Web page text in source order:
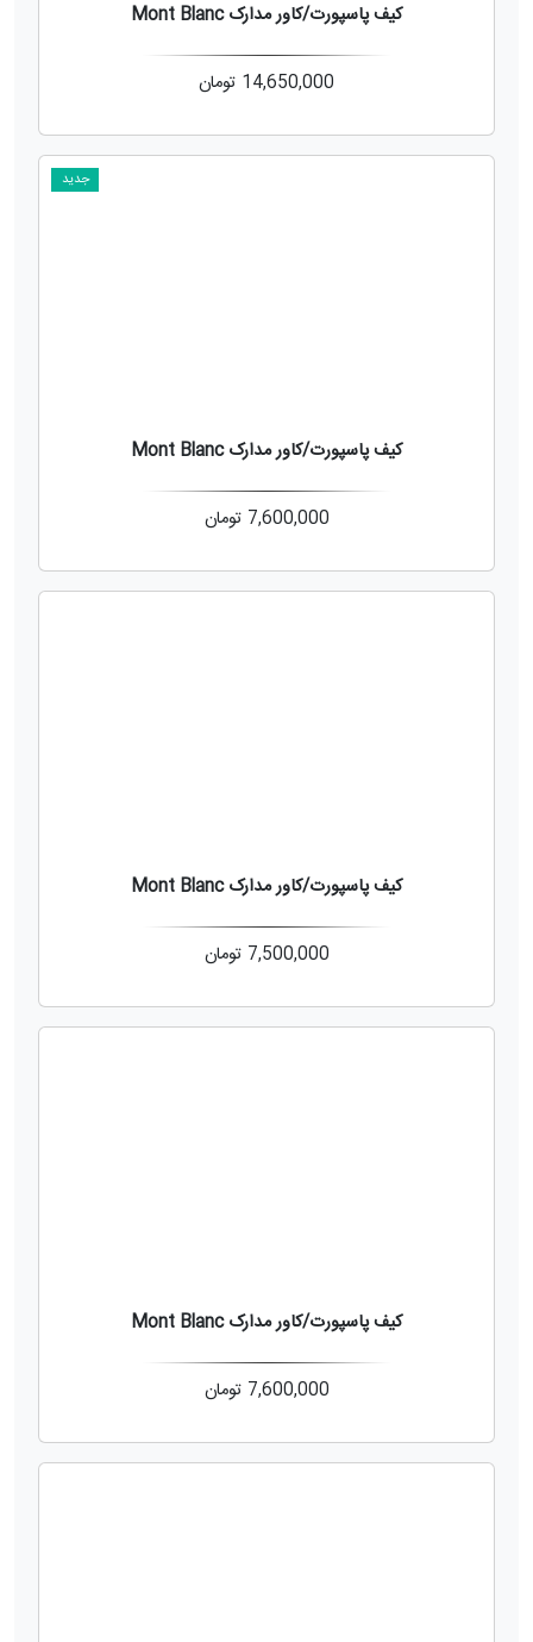
کیف پاسپورت/کاور مدارک Mont Blanc
14,650,000 تومان
جدید
کیف پاسپورت/کاور مدارک Mont Blanc
7,600,000 تومان
کیف پاسپورت/کاور مدارک Mont Blanc
7,500,000 تومان
کیف پاسپورت/کاور مدارک Mont Blanc
7,600,000 تومان